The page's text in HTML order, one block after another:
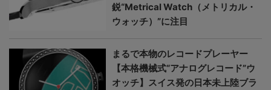
鋭“Metrical Watch（メトリカル・
ウォッチ）”に注目
まるで本物のレコードプレーヤー
【本格機械式“アナログレコード”ウ
オッチ】スイス発の日本未上陸ブラ